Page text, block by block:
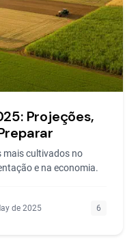
Projeções,
mais cultivados no
e na economia.
de 2025 6